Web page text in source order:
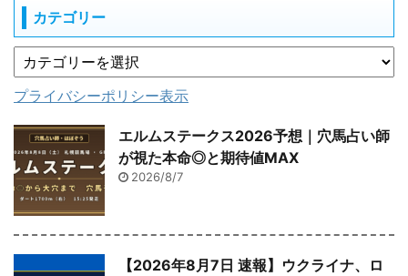
カテゴリー
プライバシーポリシー表示
エルムステークス2026予想｜穴馬占い師
が視た本命◎と期待値MAX
2026/8/7
【2026年8月7日 速報】ウクライナ、ロ